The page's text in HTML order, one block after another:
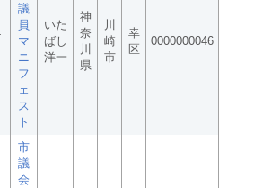
議
員
マ
ニ
フ
ェ
ス
ト
いた
ばし
洋一
神
奈
川
県
川
崎
市
幸
区
0000000046
市
議
会